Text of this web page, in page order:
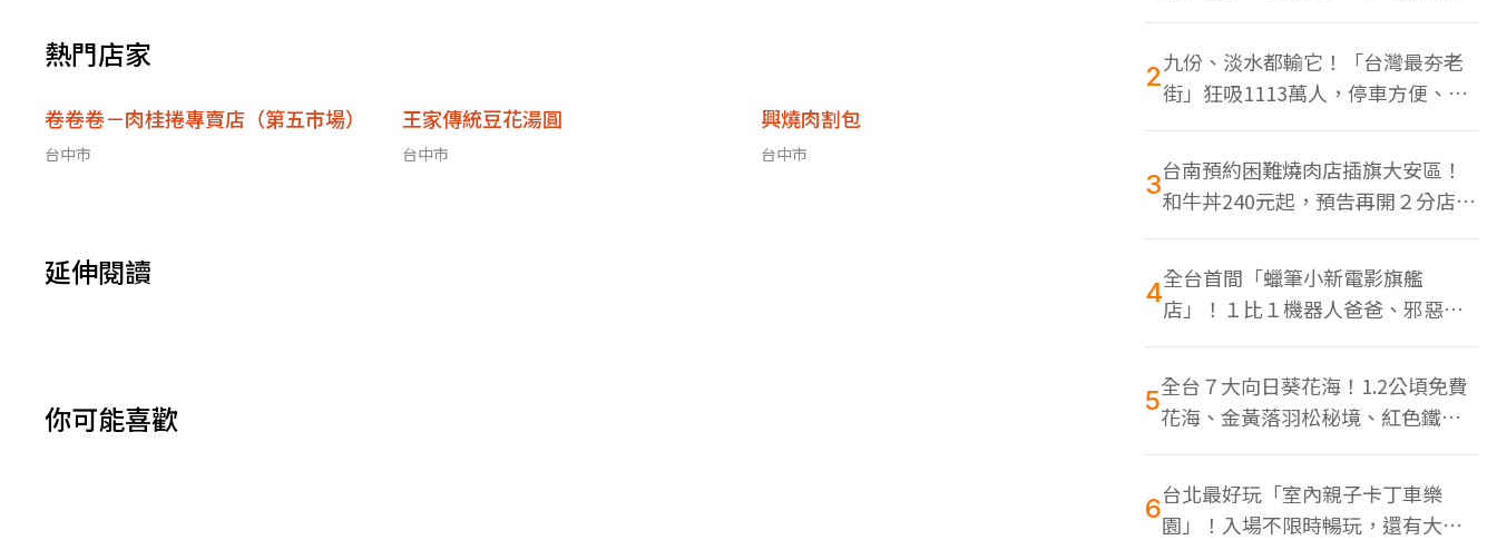
熱門店家
卷卷卷－肉桂捲專賣店（第五市場）
台中市
王家傳統豆花湯圓
台中市
興燒肉割包
台中市
延伸閱讀
你可能喜歡
蝦
2九份、淡水都輸它！「台灣最夯老
街」狂吸1113萬人，停車方便、特
色美食多
3台南預約困難燒肉店插旗大安區！
和牛丼240元起，預告再開２分店、
地點曝光
4全台首間「蠟筆小新電影旗艦
店」！１比１機器人爸爸、邪惡正
男，百款周邊買翻
5全台７大向日葵花海！1.2公頃免費
花海、金黃落羽松秘境、紅色鐵橋
同框
6台北最好玩「室內親子卡丁車樂
園」！入場不限時暢玩，還有大螢